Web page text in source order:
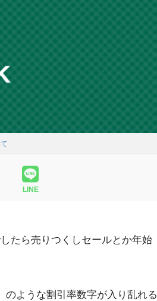
LINE
たら売りつくしセールとか年始
のような割引率数字が入り乱れる